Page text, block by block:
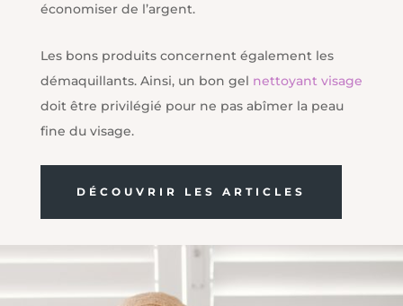
économiser de l’argent.
Les bons produits concernent également les
démaquillants. Ainsi, un bon gel nettoyant visage
doit être privilégié pour ne pas abîmer la peau
fine du visage.
DÉCOUVRIR LES ARTICLES